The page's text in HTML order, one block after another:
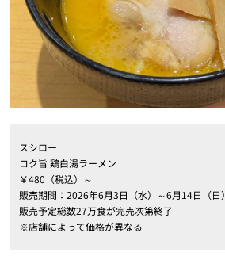
スシロー
コク旨 鶏白湯ラーメン
￥480（税込）～
販売期間：2026年6月3日（水）～6月14日（日）
販売予定総数27万食が完売次第終了
※店舗によって価格が異なる